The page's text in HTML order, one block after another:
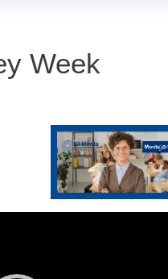
Week